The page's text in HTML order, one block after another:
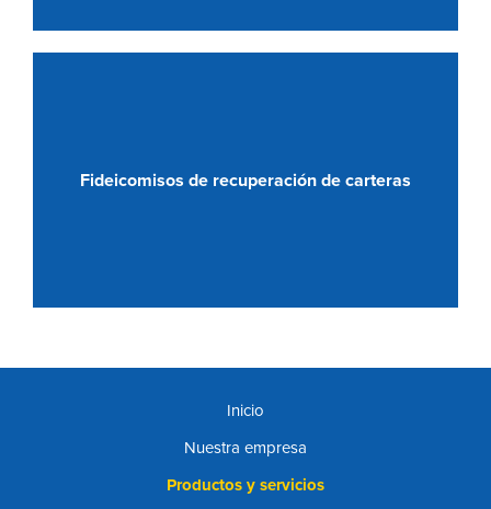
Fideicomisos de recuperación de carteras
Inicio
Nuestra empresa
Productos y servicios